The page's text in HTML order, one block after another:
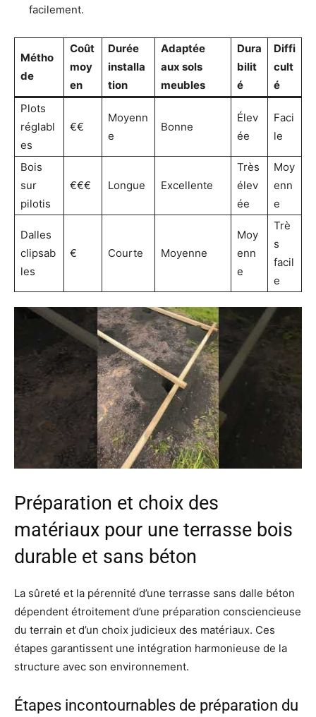
facilement.
Métho
de
Coût
moy
en
Durée
installa
tion
Adaptée
aux sols
meubles
Dura
bilit
é
Diffi
cult
é
Plots
réglabl
es
€€
Moyenn
e
Bonne
Élev
ée
Faci
le
Bois
sur
pilotis
€€€ Longue Excellente
Très
élev
ée
Moy
enn
e
Dalles
clipsab
les
€ Courte Moyenne
Moy
enn
e
Trè
s
facil
e
Préparation et choix des
matériaux pour une terrasse bois
durable et sans béton
La sûreté et la pérennité d’une terrasse sans dalle béton
dépendent étroitement d’une préparation consciencieuse
du terrain et d’un choix judicieux des matériaux. Ces
étapes garantissent une intégration harmonieuse de la
structure avec son environnement.
Étapes incontournables de préparation du